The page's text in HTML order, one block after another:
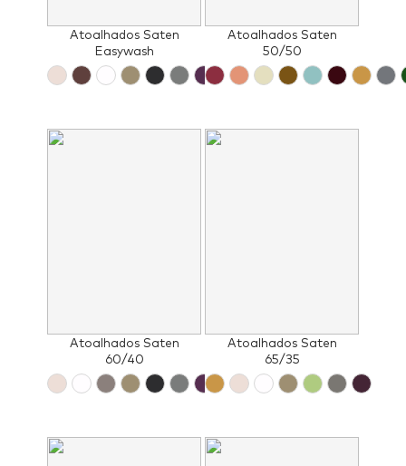
Atoalhados Saten
Easywash
Atoalhados Saten
50/50
Atoalhados Saten
60/40
Atoalhados Saten
65/35